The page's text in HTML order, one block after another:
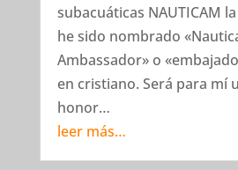
subacuáticas NAUTICAM
he sido nombrado
Ambassador» o
en cristiano. Será para mí
honor…
leer más…